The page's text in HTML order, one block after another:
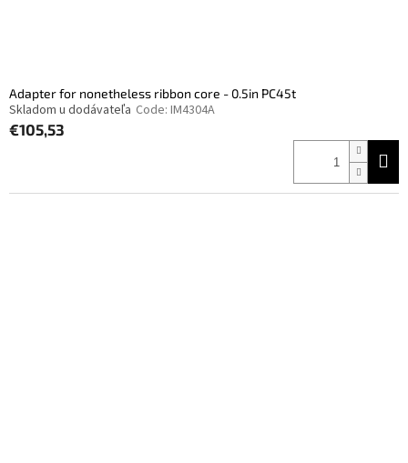
Adapter for nonetheless ribbon core - 0.5in PC45t
Skladom u dodávateľa Code: IM4304A
€105,53